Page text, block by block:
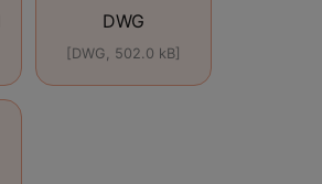
DWG
[DWG, 502.0 kB]